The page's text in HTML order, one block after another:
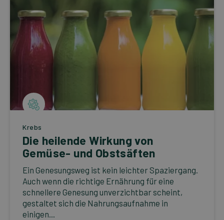
Krebs
Die heilende Wirkung von
Gemüse- und Obstsäften
Ein Genesungsweg ist kein leichter Spaziergang.
Auch wenn die richtige Ernährung für eine
schnellere Genesung unverzichtbar scheint,
gestaltet sich die Nahrungsaufnahme in
einigen...